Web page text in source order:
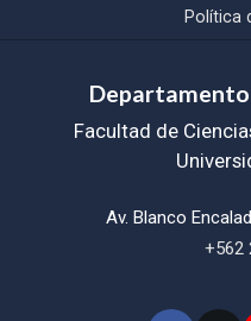
Política
Facultad de
Av. Blanco
+562